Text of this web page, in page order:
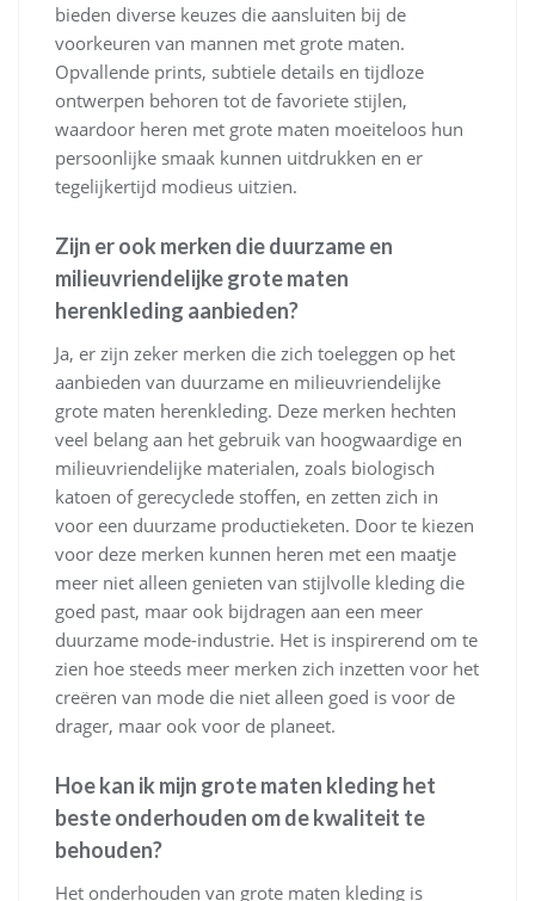
bieden diverse keuzes die aansluiten bij de
voorkeuren van mannen met grote maten.
Opvallende prints, subtiele details en tijdloze
ontwerpen behoren tot de favoriete stijlen,
waardoor heren met grote maten moeiteloos hun
persoonlijke smaak kunnen uitdrukken en er
tegelijkertijd modieus uitzien.
Zijn er ook merken die duurzame en
milieuvriendelijke grote maten
herenkleding aanbieden?
Ja, er zijn zeker merken die zich toeleggen op het
aanbieden van duurzame en milieuvriendelijke
grote maten herenkleding. Deze merken hechten
veel belang aan het gebruik van hoogwaardige en
milieuvriendelijke materialen, zoals biologisch
katoen of gerecyclede stoffen, en zetten zich in
voor een duurzame productieketen. Door te kiezen
voor deze merken kunnen heren met een maatje
meer niet alleen genieten van stijlvolle kleding die
goed past, maar ook bijdragen aan een meer
duurzame mode-industrie. Het is inspirerend om te
zien hoe steeds meer merken zich inzetten voor het
creëren van mode die niet alleen goed is voor de
drager, maar ook voor de planeet.
Hoe kan ik mijn grote maten kleding het
beste onderhouden om de kwaliteit te
behouden?
Het onderhouden van grote maten kleding is